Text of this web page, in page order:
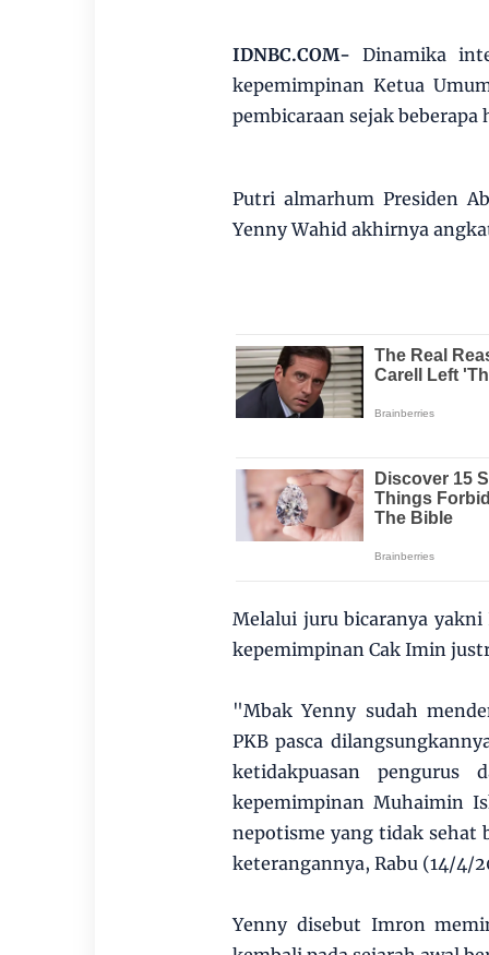
IDNBC.COM- Dinamika
kepemimpinan Ketua
pembicaraan sejak
Putri almarhum Presiden
Yenny Wahid akhirnya
Melalui juru bicaranya
kepemimpinan Cak Imin
"Mbak Yenny sudah
PKB pasca
ketidakpuasan pengurus
kepemimpinan Muhaimin
nepotisme yang tidak sehat
keterangannya, Rabu (14/4/
Yenny disebut Imron